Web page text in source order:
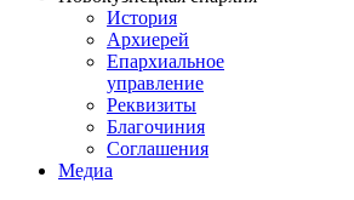
История
Архиерей
Епархиальное
управление
Реквизиты
Благочиния
Соглашения
Медиа